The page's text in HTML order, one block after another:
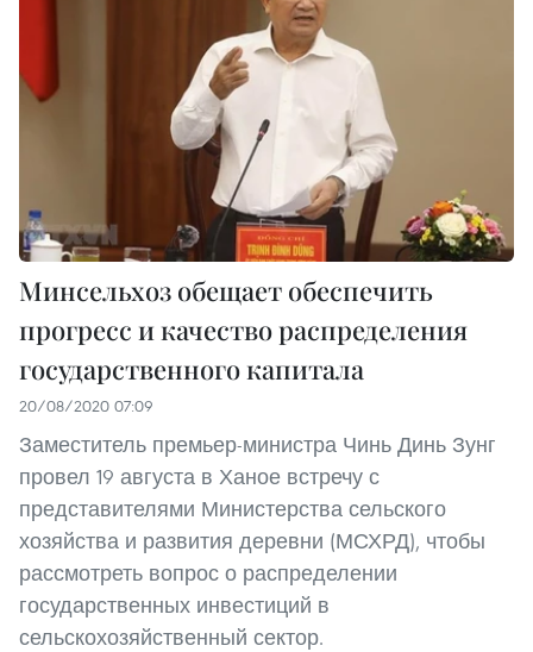
Минсельхоз обещает обеспечить
прогресс и качество распределения
государственного капитала
20/08/2020 07:09
Заместитель премьер-министра Чинь Динь Зунг
провел 19 августа в Ханое встречу с
представителями Министерства сельского
хозяйства и развития деревни (МСХРД), чтобы
рассмотреть вопрос о распределении
государственных инвестиций в
сельскохозяйственный сектор.